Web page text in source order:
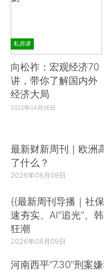
私房课
向松祚：宏观经济70
讲，带你了解国内外
经济大局
2022年04月06日
最新财新周刊｜欧洲
了什么？
2026年08月09日
{{最新周刊导播｜社
速夯实、AI“追光”、
狂潮
2026年08月09日
河南西平“7.30”刑案